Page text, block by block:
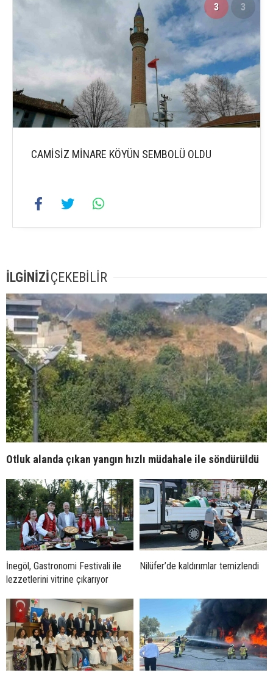
3 3
CAMİSİZ MİNARE KÖYÜN SEMBOLÜ OLDU
İLGİNİZİÇEKEBİLİR
Otluk alanda çıkan yangın hızlı müdahale ile söndürüldü
İnegöl, Gastronomi Festivali ile
lezzetlerini vitrine çıkarıyor
Nilüfer’de kaldırımlar temizlendi